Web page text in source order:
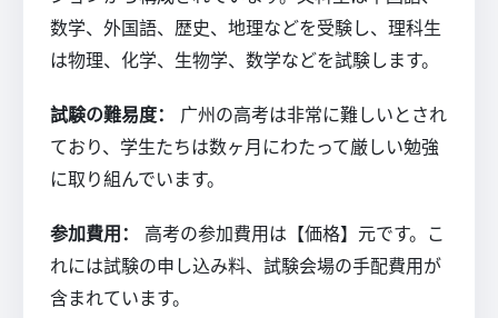
数学、外国語、歴史、地理などを受験し、理科生
は物理、化学、生物学、数学などを試験します。
試験の難易度：
广州の高考は非常に難しいとされ
ており、学生たちは数ヶ月にわたって厳しい勉強
に取り組んでいます。
参加費用：
高考の参加費用は【価格】元です。こ
れには試験の申し込み料、試験会場の手配費用が
含まれています。